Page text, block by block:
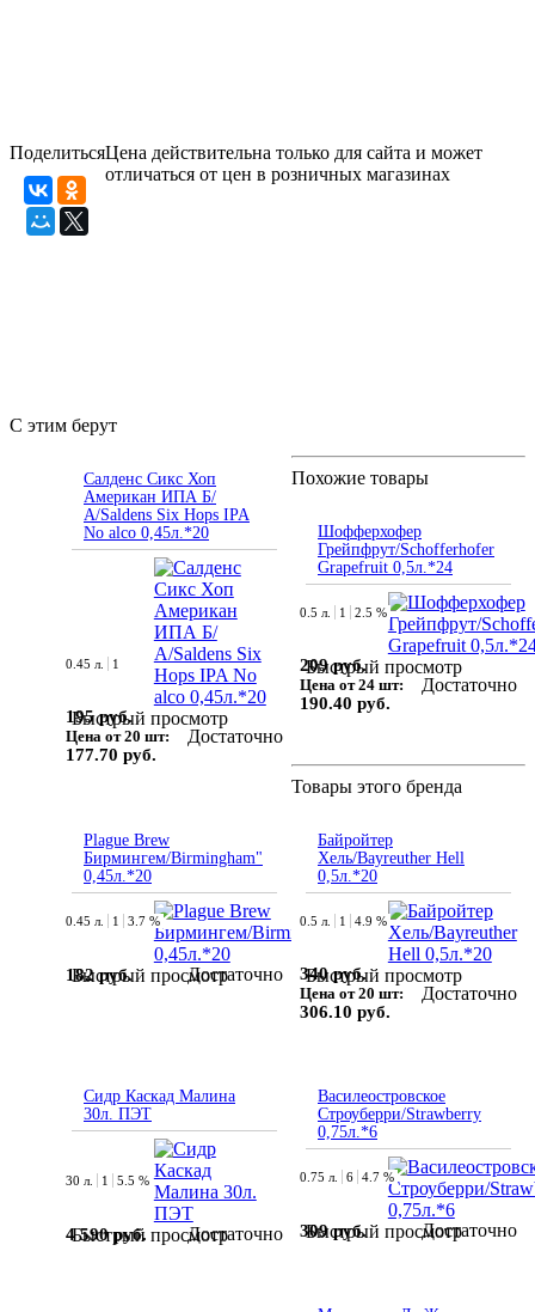
ПоделитьсяЦена действительна только для сайта и может
отличаться от цен в розничных магазинах
С этим берут
Салденс Сикс Хоп
Американ ИПА Б/
А/Saldens Six Hops IPA
No alco 0,45л.*20
Быстрый просмотр
0.45 л. 1
195 руб.
Цена от 20 шт:
177.70 руб.
Достаточно
Похожие товары
Шофферхофер
Грейпфрут/Schofferhofer
Grapefruit 0,5л.*24
Быстрый просмотр
0.5 л. 1 2.5 %
209 руб.
Цена от 24 шт:
190.40 руб.
Достаточно
Товары этого бренда
Plague Brew
Бирмингем/Birmingham"
0,45л.*20
Быстрый просмотр
0.45 л. 1 3.7 %
182 руб. Достаточно
Байройтер
Хель/Bayreuther Hell
0,5л.*20
Быстрый просмотр
0.5 л. 1 4.9 %
340 руб.
Цена от 20 шт:
306.10 руб.
Достаточно
Сидр Каскад Малина
30л. ПЭТ
Быстрый просмотр
30 л. 1 5.5 %
4 590 руб. Достаточно
Василеостровское
Строуберри/Strawberry
0,75л.*6
Быстрый просмотр
0.75 л. 6 4.7 %
309 руб. Достаточно